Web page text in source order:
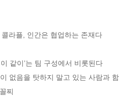
콜라플, 인간은 협업하는 존재다
같이’는 팀 구성에서 비롯된다
없음을 탓하지 말고 있는 사람과
찌